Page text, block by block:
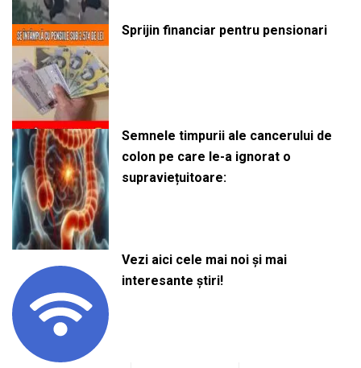
Sprijin financiar pentru pensionari
Semnele timpurii ale cancerului de
colon pe care le-a ignorat o
supraviețuitoare:
Vezi aici cele mai noi și mai
interesante știri!